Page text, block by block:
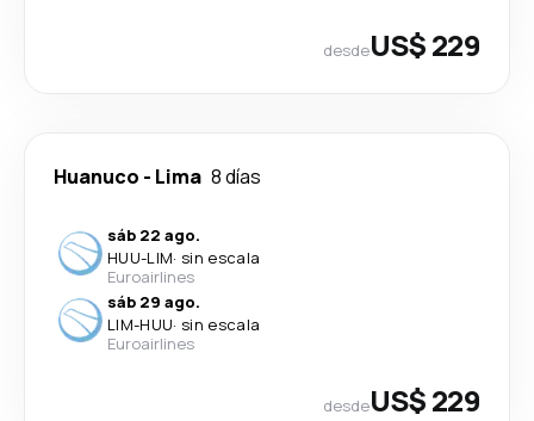
desdeUS$ 229
Huanuco - Lima 8 días
sáb 22 ago.
HUU-LIM· sin escala
Euroairlines
sáb 29 ago.
LIM-HUU· sin escala
Euroairlines
desdeUS$ 229